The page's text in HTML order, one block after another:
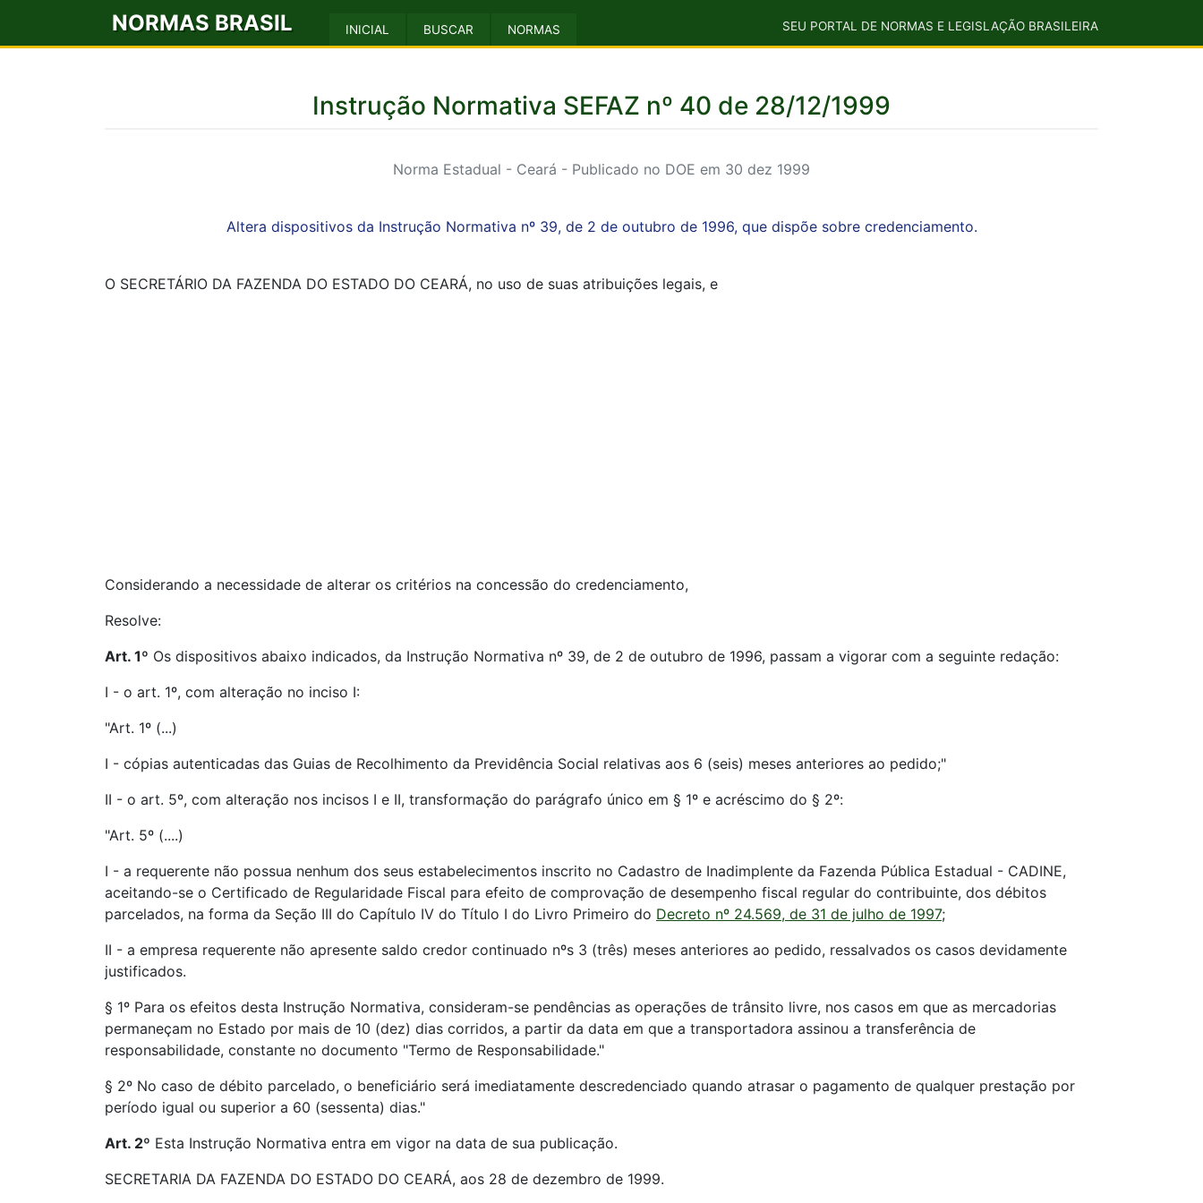
NORMAS BRASIL INICIAL BUSCAR NORMAS SEU PORTAL DE NORMAS E LEGISLAÇÃO BRASILEIRA
Instrução Normativa SEFAZ nº 40 de 28/12/1999
Norma Estadual - Ceará - Publicado no DOE em 30 dez 1999
Altera dispositivos da Instrução Normativa nº 39, de 2 de outubro de 1996, que dispõe sobre credenciamento.
O SECRETÁRIO DA FAZENDA DO ESTADO DO CEARÁ, no uso de suas atribuições legais, e
Considerando a necessidade de alterar os critérios na concessão do credenciamento,
Resolve:
Art. 1º Os dispositivos abaixo indicados, da Instrução Normativa nº 39, de 2 de outubro de 1996, passam a vigorar com a seguinte redação:
I - o art. 1º, com alteração no inciso I:
"Art. 1º (...)
I - cópias autenticadas das Guias de Recolhimento da Previdência Social relativas aos 6 (seis) meses anteriores ao pedido;"
II - o art. 5º, com alteração nos incisos I e II, transformação do parágrafo único em § 1º e acréscimo do § 2º:
"Art. 5º (....)
I - a requerente não possua nenhum dos seus estabelecimentos inscrito no Cadastro de Inadimplente da Fazenda Pública Estadual - CADINE,
aceitando-se o Certificado de Regularidade Fiscal para efeito de comprovação de desempenho fiscal regular do contribuinte, dos débitos
parcelados, na forma da Seção III do Capítulo IV do Título I do Livro Primeiro do Decreto nº 24.569, de 31 de julho de 1997;
II - a empresa requerente não apresente saldo credor continuado nºs 3 (três) meses anteriores ao pedido, ressalvados os casos devidamente
justificados.
§ 1º Para os efeitos desta Instrução Normativa, consideram-se pendências as operações de trânsito livre, nos casos em que as mercadorias
permaneçam no Estado por mais de 10 (dez) dias corridos, a partir da data em que a transportadora assinou a transferência de
responsabilidade, constante no documento "Termo de Responsabilidade."
§ 2º No caso de débito parcelado, o beneficiário será imediatamente descredenciado quando atrasar o pagamento de qualquer prestação por
período igual ou superior a 60 (sessenta) dias."
Art. 2º Esta Instrução Normativa entra em vigor na data de sua publicação.
SECRETARIA DA FAZENDA DO ESTADO DO CEARÁ, aos 28 de dezembro de 1999.